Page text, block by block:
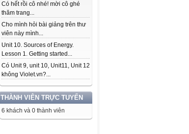
Có hết rồi cô nhé! mời cô ghé
thăm trang...
Cho mình hỏi bài giảng trên thư
viên này mình...
Unit 10. Sources of Energy.
Lesson 1. Getting started...
Có Unit 9, unit 10, Unit11, Unit 12
không Violet.vn?...
THÀNH VIÊN TRỰC TUYẾN
6 khách và 0 thành viên